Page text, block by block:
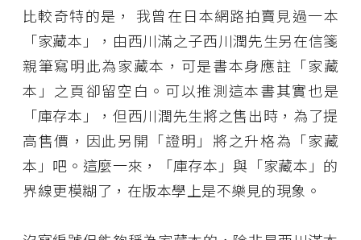
比較奇特的是， 我曾在日本網路拍賣見過一本
「家藏本」，由西川滿之子西川潤先生另在信箋
親筆寫明此為家藏本，可是書本身應註「家藏
本」之頁卻留空白。可以推測這本書其實也是
「庫存本」，但西川潤先生將之售出時，為了提
高售價，因此另開「證明」將之升格為「家藏
本」吧。這麼一來，「庫存本」與「家藏本」的
界線更模糊了，在版本學上是不樂見的現象。